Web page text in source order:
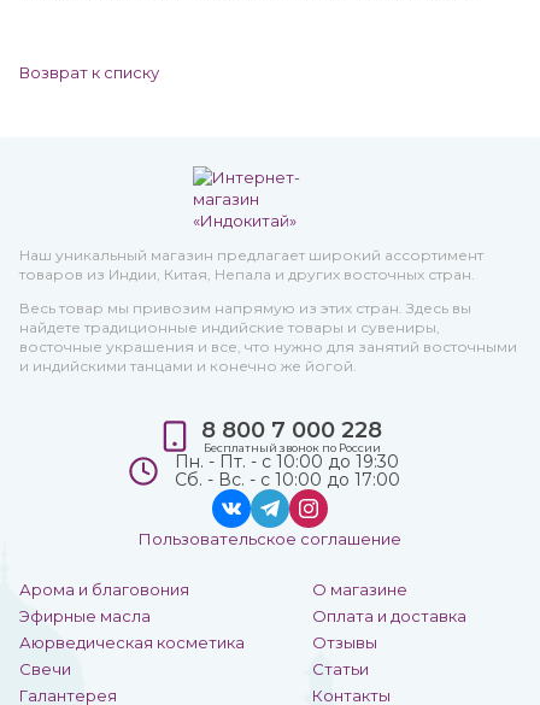
Возврат к списку
Наш уникальный магазин предлагает широкий ассортимент
товаров из Индии, Китая, Непала и других восточных стран.
Весь товар мы привозим напрямую из этих стран. Здесь вы
найдете традиционные индийские товары и сувениры,
восточные украшения и все, что нужно для занятий восточными
и индийскими танцами и конечно же йогой.
Арома и благовония
Эфирные масла
Аюрведическая косметика
Свечи
Галантерея
О магазине
Оплата и доставка
Отзывы
Статьи
Контакты
8 800 7 000 228
Бесплатный звонок по России
Пн. - Пт. - с 10:00 до 19:30
Сб. - Вс. - с 10:00 до 17:00
Пользовательское соглашение